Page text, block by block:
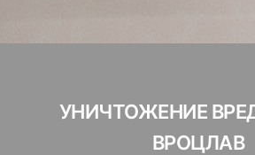
УНИЧТОЖЕНИЕ
ВРОЦЛАВ